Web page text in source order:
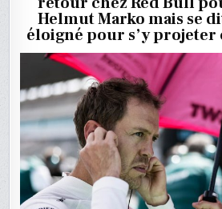
Helmut Marko mais se
éloigné pour s’y